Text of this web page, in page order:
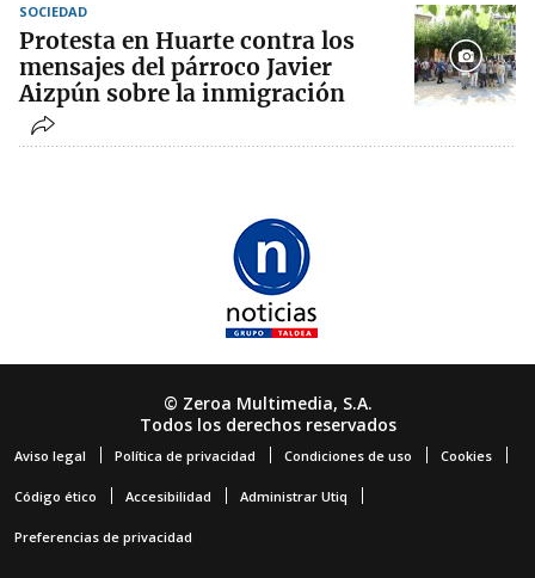
SOCIEDAD
Protesta en Huarte contra los
mensajes del párroco Javier
Aizpún sobre la inmigración
© Zeroa Multimedia, S.A.
Todos los derechos reservados
Aviso legal Política de privacidad Condiciones de uso Cookies
Código ético Accesibilidad Administrar Utiq
Preferencias de privacidad